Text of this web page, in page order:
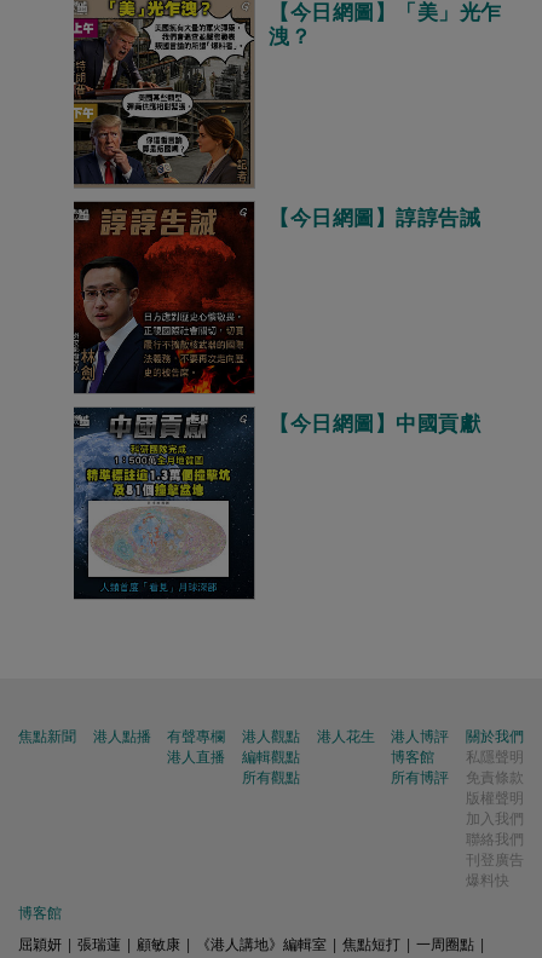
【今日網圖】「美」光乍
洩？
【今日網圖】諄諄告誡
【今日網圖】中國貢獻
焦點新聞 港人點播
有聲專欄
港人直播
港人觀點
編輯觀點
所有觀點
港人花生
港人博評
博客館
所有博評
關於我們
私隱聲明
免責條款
版權聲明
加入我們
聯絡我們
刊登廣告
爆料快
博客館
屈穎妍
張瑞蓮 顧敏康 《港人講地》編輯室 焦點短打 一周圈點